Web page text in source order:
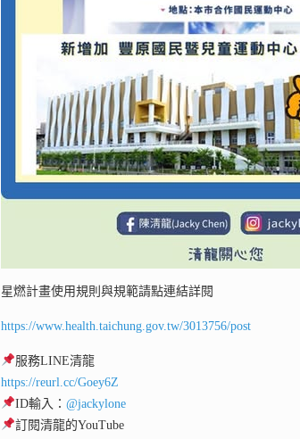
星燃計畫使用規則與規範請點連結詳閱
https://www.health.taichung.gov.tw/3013756/post
服務LINE清龍
https://reurl.cc/Goey6Z
ID輸入：@jackylone
訂閱清龍的YouTube